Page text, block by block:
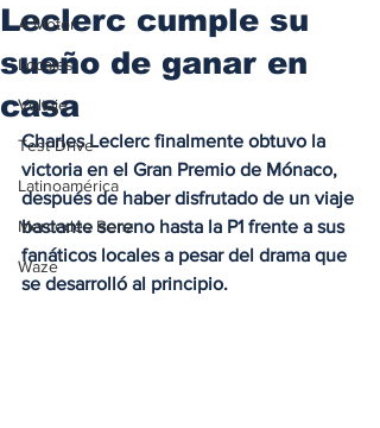
A Motor
Locales
Voltaje
Test Drive
Latinoamérica
Mercedes Benz
Waze
Leclerc cumple su
sueño de ganar en
casa
Charles Leclerc finalmente obtuvo la
victoria en el Gran Premio de Mónaco,
después de haber disfrutado de un viaje
bastante sereno hasta la P1 frente a sus
fanáticos locales a pesar del drama que
se desarrolló al principio.